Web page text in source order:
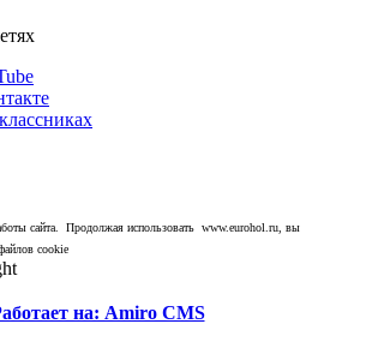
сайта. Продолжая использовать www.eurohol.ru, вы
cookie
на: Amiro CMS